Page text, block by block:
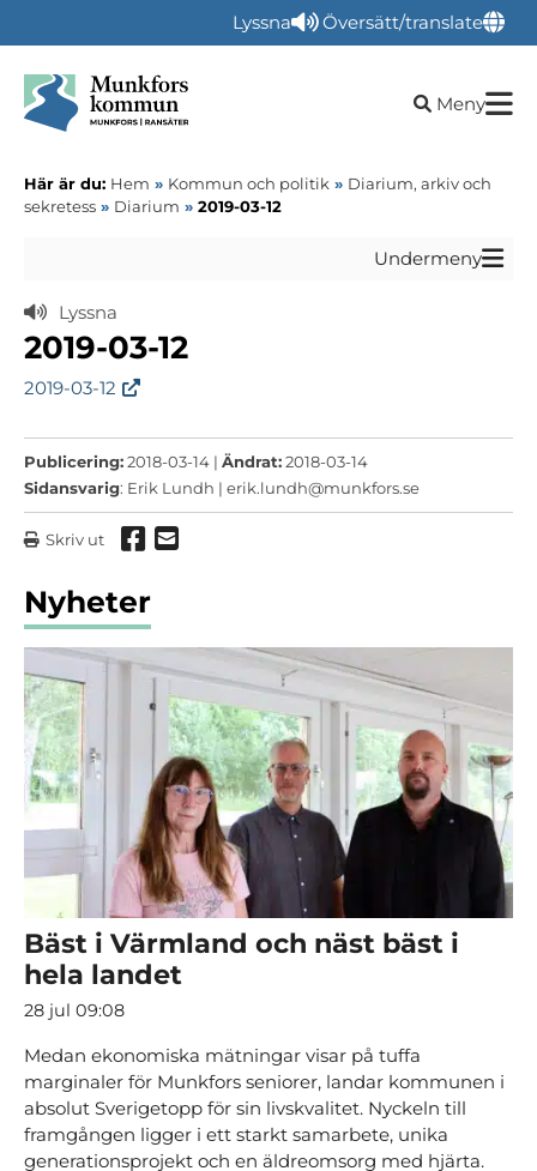
Lyssna Översätt/translate
Öppna
Meny
Här är du: Hem » Kommun och politik » Diarium, arkiv och
sekretess » Diarium » 2019-03-12
Undermeny
Lyssna
2019-03-12
2019-03-12
Publicering:2018-03-14 | Ändrat:2018-03-14
Sidansvarig: Erik Lundh | erik.lundh@munkfors.se
Skriv ut Dela via Facebook
Dela via mail
Nyheter
Bäst i Värmland och näst bäst i
hela landet
28 jul 09:08
Medan ekonomiska mätningar visar på tuffa
marginaler för Munkfors seniorer, landar kommunen i
absolut Sverigetopp för sin livskvalitet. Nyckeln till
framgången ligger i ett starkt samarbete, unika
generationsprojekt och en äldreomsorg med hjärta.